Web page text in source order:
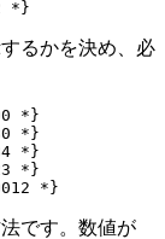
るかを決め、必
*}
*}
*}
*}
です。数値が